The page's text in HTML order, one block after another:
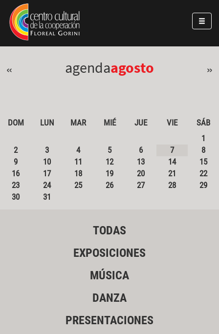
Pasar al contenido principal
Jump to main content
« agendaagosto »
DOM LUN MAR MIÉ JUE VIE
SÁB
1
2
3 4 5 6 7
8
9
10 11 12 13 14
15
16
17 18 19 20 21
22
23
24 25 26 27 28
29
30
31
TODAS
EXPOSICIONES
MÚSICA
DANZA
PRESENTACIONES